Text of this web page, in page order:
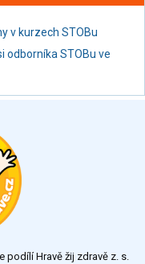
v kurzech STOBu
odborníka STOBu ve
podílí Hravě žij zdravě z. s.